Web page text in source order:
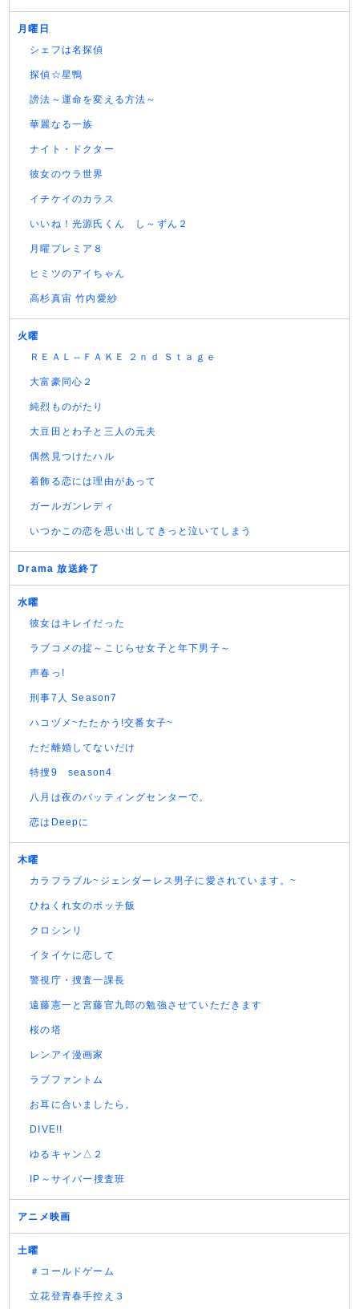
月曜日
シェフは名探偵
探偵☆星鴨
謗法～運命を変える方法～
華麗なる一族
ナイト・ドクター
彼女のウラ世界
イチケイのカラス
いいね！光源氏くん し～ずん２
月曜プレミア８
ヒミツのアイちゃん
高杉真宙 竹内愛紗
火曜
ＲＥＡＬ⇔ＦＡＫＥ ２ｎｄ Ｓｔａｇｅ
大富豪同心２
純烈ものがたり
大豆田とわ子と三人の元夫
偶然見つけたハル
着飾る恋には理由があって
ガールガンレディ
いつかこの恋を思い出してきっと泣いてしまう
Drama 放送終了
水曜
彼女はキレイだった
ラブコメの掟～こじらせ女子と年下男子～
声春っ!
刑事7人 Season7
ハコヅメ~たたかう!交番女子~
ただ離婚してないだけ
特捜9 season4
八月は夜のバッティングセンターで。
恋はDeepに
木曜
カラフラブル~ジェンダーレス男子に愛されています。~
ひねくれ女のボッチ飯
クロシンリ
イタイケに恋して
警視庁・捜査一課長
遠藤憲一と宮藤官九郎の勉強させていただきます
桜の塔
レンアイ漫画家
ラブファントム
お耳に合いましたら。
DIVE!!
ゆるキャン△２
IP～サイバー捜査班
アニメ映画
土曜
＃コールドゲーム
立花登青春手控え３